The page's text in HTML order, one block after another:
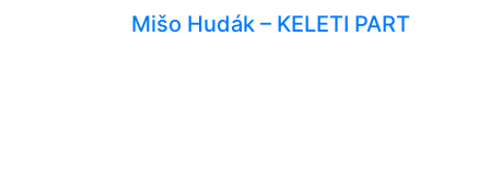
Mišo Hudák – KELETI PART